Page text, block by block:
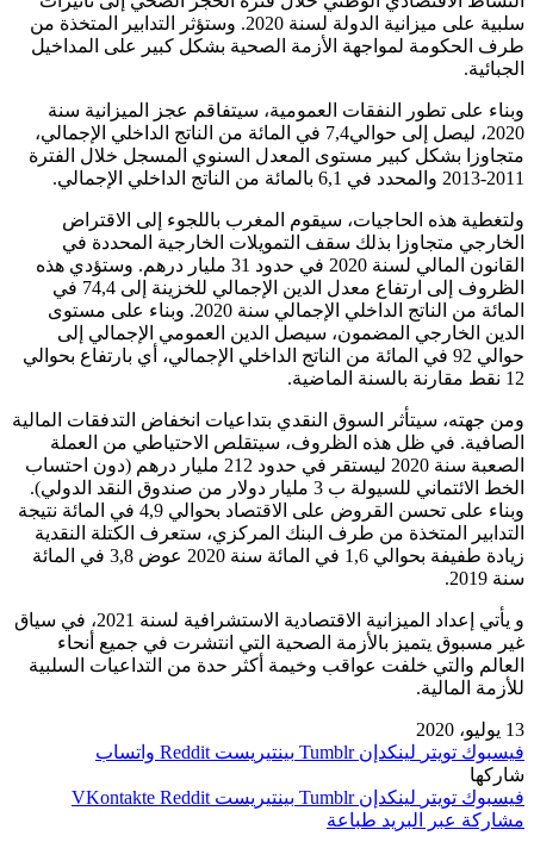
سلبية على ميزانية الدولة لسنة 2020. وستؤثر التدابير المتخذة من
طرف الحكومة لمواجهة الأزمة الصحية بشكل كبير على المداخيل
الجبائية.
وبناء على تطور النفقات العمومية، سيتفاقم عجز الميزانية سنة
2020، ليصل إلى حوالي7,4 في المائة من الناتج الداخلي الإجمالي،
متجاوزا بشكل كبير مستوى المعدل السنوي المسجل خلال الفترة
2011-2013 والمحدد في 6,1 بالمائة من الناتج الداخلي الإجمالي.
ولتغطية هذه الحاجيات، سيقوم المغرب باللجوء إلى الاقتراض
الخارجي متجاوزا بذلك سقف التمويلات الخارجية المحددة في
القانون المالي لسنة 2020 في حدود 31 مليار درهم. وستؤدي هذه
الظروف إلى ارتفاع معدل الدين الإجمالي للخزينة إلى 74,4 في
المائة من الناتج الداخلي الإجمالي سنة 2020. وبناء على مستوى
الدين الخارجي المضمون، سيصل الدين العمومي الإجمالي إلى
حوالي 92 في المائة من الناتج الداخلي الإجمالي، أي بارتفاع بحوالي
12 نقط مقارنة بالسنة الماضية.
ومن جهته، سيتأثر السوق النقدي بتداعيات انخفاض التدفقات المالية
الصافية. في ظل هذه الظروف، سيتقلص الاحتياطي من العملة
الصعبة سنة 2020 ليستقر في حدود 212 مليار درهم (دون احتساب
الخط الائتماني للسيولة ب 3 مليار دولار من صندوق النقد الدولي).
وبناء على تحسن القروض على الاقتصاد بحوالي 4,9 في المائة نتيجة
التدابير المتخذة من طرف البنك المركزي، ستعرف الكتلة النقدية
زيادة طفيفة بحوالي 1,6 في المائة سنة 2020 عوض 3,8 في المائة
سنة 2019.
و يأتي إعداد الميزانية الاقتصادية الاستشرافية لسنة 2021، في سياق
غير مسبوق يتميز بالأزمة الصحية التي انتشرت في جميع أنحاء
العالم والتي خلفت عواقب وخيمة أكثر حدة من التداعيات السلبية
للأزمة المالية.
13 يوليو، 2020
فيسبوك تويتر لينكدإن بينتيريست
واتساب
شاركها
فيسبوك تويتر لينكدإن بينتيريست
مشاركة عبر البريد طباعة